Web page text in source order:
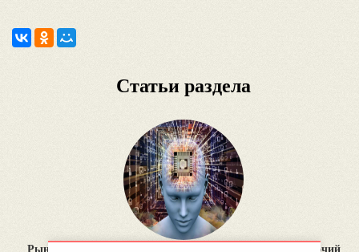
Статьи раздела
Рынок труда спустя 30 лет: нейросети как основной рабочий